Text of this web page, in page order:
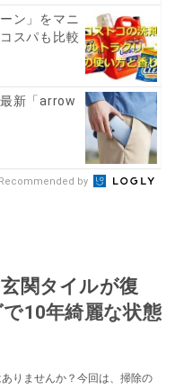
ン」をマニ
スパも比較
新「arrow
Recommended by
関タイルが復
10年綺麗な状態
りませんか？今回は、掃除の